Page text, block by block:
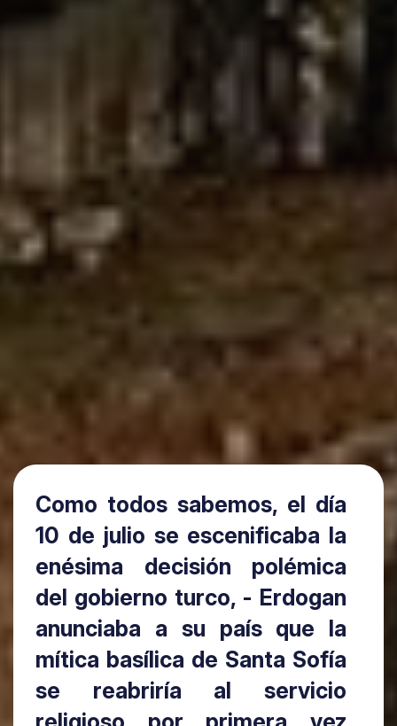
Como todos sabemos, el día
10 de julio se escenificaba la
enésima decisión polémica
del gobierno turco, - Erdogan
anunciaba a su país que la
mítica basílica de Santa Sofía
se reabriría al servicio